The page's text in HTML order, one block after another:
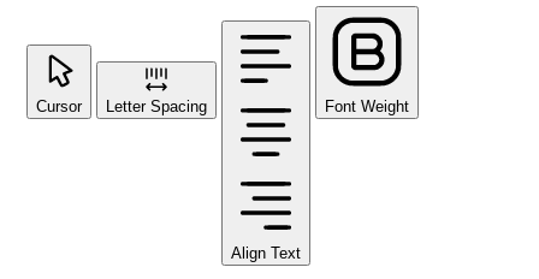
Cursor Letter Spacing
Align Text
Font Weight